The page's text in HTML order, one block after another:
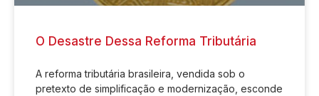
O Desastre Dessa Reforma Tributária
A reforma tributária brasileira, vendida sob o
pretexto de simplificação e modernização, esconde